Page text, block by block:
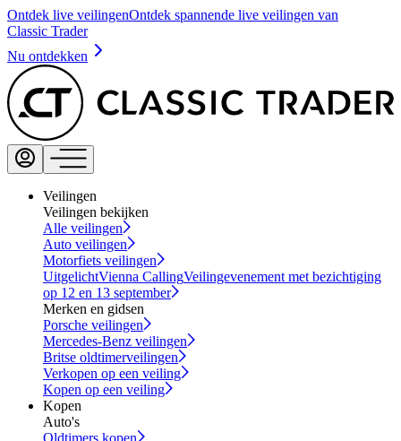
Ontdek live veilingenOntdek spannende live veilingen van
Classic Trader
Nu ontdekken
Veilingen
Veilingen bekijken
Alle veilingen
Auto veilingen
Motorfiets veilingen
UitgelichtVienna CallingVeilingevenement met bezichtiging
op 12 en 13 september
Merken en gidsen
Porsche veilingen
Mercedes-Benz veilingen
Britse oldtimerveilingen
Verkopen op een veiling
Kopen op een veiling
Kopen
Auto's
Oldtimers kopen